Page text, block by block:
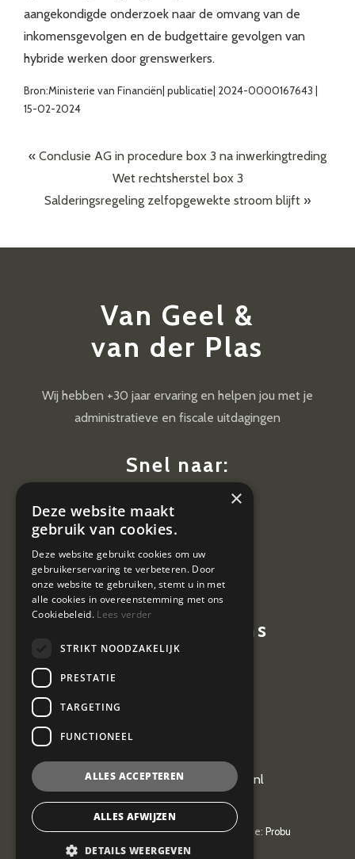
aangekondigde onderzoek naar de omvang van de
inkomensgevolgen en de budgettaire gevolgen van
hybride werken door grenswerkers.
Bron:Ministerie van Financiën| publicatie| 2024-0000167643 |
15-02-2024
« Conclusie AG in procedure box 3 na inwerkingtreding
Wet rechtsherstel box 3
Salderingsregeling zelfopgewekte stroom blijft »
Van Geel &
van der Plas
Wij hebben +30 jaar ervaring en helpen jou met je
administratieve en fiscale uitdagingen
Snel naar:
Diensten
Vacatures
Contactgegevens
kantoor@vangeel-vanderplas.nl
© 2026Van Geel & van der Plas| Realisatie: Probu
Privacyverklaring
Privacyverklaring
×
Deze website maakt
gebruik van cookies.
Deze website gebruikt cookies om uw
gebruikerservaring te verbeteren. Door
onze website te gebruiken, stemt u in met
alle cookies in overeenstemming met ons
Cookiebeleid. Lees verder
STRIKT NOODZAKELIJK
PRESTATIE
TARGETING
FUNCTIONEEL
ALLES ACCEPTEREN
ALLES AFWIJZEN
DETAILS WEERGEVEN